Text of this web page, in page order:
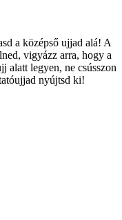
a középső ujjad alá! A
vigyázz arra, hogy a
alatt legyen, ne csússzon
nyújtsd ki!